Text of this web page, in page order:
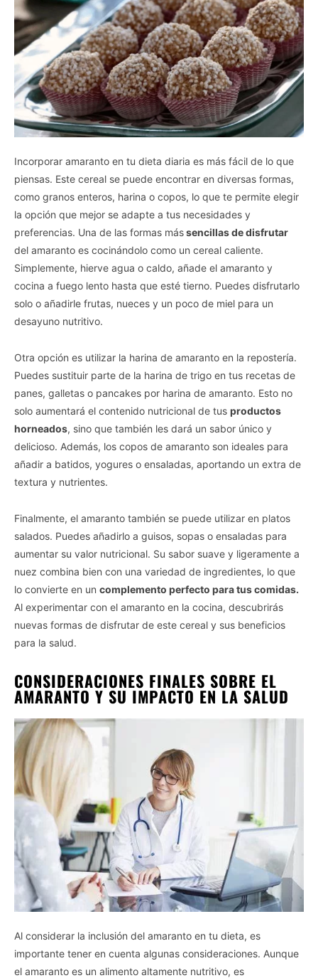
Vida.es -
If you wish to opt-out of the sale, sharing to third parties, or
processing of your personal or sensitive information for
targeted advertising by us, please use the below opt-out
section to confirm your selection. Please note that after your
opt-out request is processed you may continue seeing
interest-based ads based on personal information utilized by
us or personal information disclosed to third parties prior to
your opt-out. You may separately opt-out of the further
disclosure of your personal information by third parties on the
also be disclosed by us to third parties on theIAB’s List of
Downstream Participantsthat may further disclose it to other
third parties.
Personal Data Processing Opt Outs
I want to opt-out of the Sharing of my
personal data.
Opted In
I want to opt-out of the Sale of my
Personal Data.
Opted In
I want to opt-out of processing my
Personal Data for Targeted Advertising.
Opted In
I want to opt-out of Collection, Use,
Purposes for which it was collected.
Opted Out
Incorporar amaranto en tu dieta diaria es más fácil de lo que
piensas. Este cereal se puede encontrar en diversas formas,
como granos enteros, harina o copos, lo que te permite elegir
la opción que mejor se adapte a tus necesidades y
preferencias. Una de las formas mássencillas de disfrutar
del amaranto es cocinándolo como un cereal caliente.
Simplemente, hierve agua o caldo, añade el amaranto y
cocina a fuego lento hasta que esté tierno. Puedes disfrutarlo
solo o añadirle frutas, nueces y un poco de miel para un
desayuno nutritivo.
Otra opción es utilizar la harina de amaranto en la repostería.
Puedes sustituir parte de la harina de trigo en tus recetas de
panes, galletas o pancakes por harina de amaranto. Esto no
solo aumentará el contenido nutricional de tus productos
horneados, sino que también les dará un sabor único y
delicioso. Además, los copos de amaranto son ideales para
añadir a batidos, yogures o ensaladas, aportando un extra de
textura y nutrientes.
Finalmente, el amaranto también se puede utilizar en platos
salados. Puedes añadirlo a guisos, sopas o ensaladas para
aumentar su valor nutricional. Su sabor suave y ligeramente a
nuez combina bien con una variedad de ingredientes, lo que
lo convierte en un complemento perfecto para tus comidas.
Al experimentar con el amaranto en la cocina, descubrirás
nuevas formas de disfrutar de este cereal y sus beneficios
para la salud.
CONSIDERACIONES FINALES SOBRE EL
AMARANTO Y SU IMPACTO EN LA SALUD
Al considerar la inclusión del amaranto en tu dieta, es
importante tener en cuenta algunas consideraciones. Aunque
el amaranto es un alimento altamente nutritivo, es